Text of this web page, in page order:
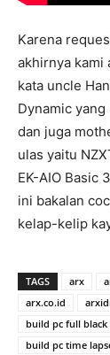
Karena
akhirnya kami
kata uncle
Dynamic
dan juga
ulas yaitu
EK-AIO Basic
ini bakalan
kelap-kelip
TAGS arx
arx.co.id
build pc full black
build pc time